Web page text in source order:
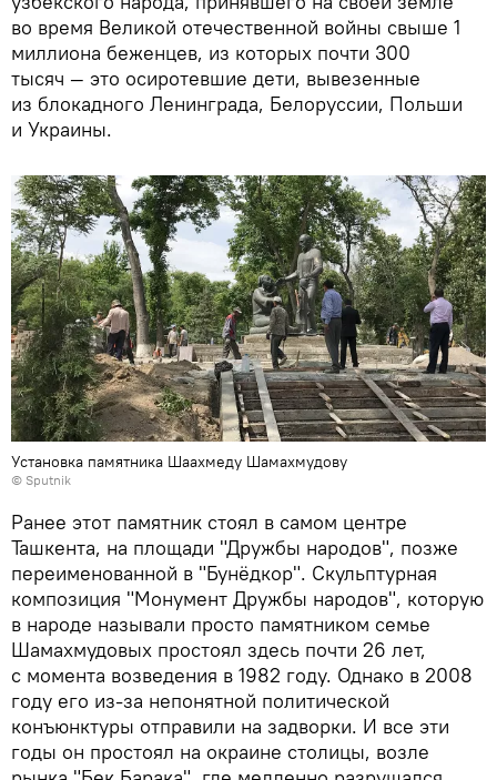
во время Великой отечественной войны свыше 1
миллиона беженцев, из которых почти 300
тысяч — это осиротевшие дети, вывезенные
из блокадного Ленинграда, Белоруссии, Польши
и Украины.
Установка памятника Шаахмеду Шамахмудову
© Sputnik
Ранее этот памятник стоял в самом центре
Ташкента, на площади "Дружбы народов", позже
переименованной в "Бунёдкор". Скульптурная
композиция "Монумент Дружбы народов", которую
в народе называли просто памятником семье
Шамахмудовых простоял здесь почти 26 лет,
с момента возведения в 1982 году. Однако в 2008
году его из-за непонятной политической
конъюнктуры отправили на задворки. И все эти
годы он простоял на окраине столицы, возле